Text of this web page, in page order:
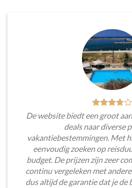
De website biedt een groot
deals naar diverse
vakantiebestemmingen. Met
eenvoudig zoeken op
budget. De prijzen zijn zeer
continu vergeleken met
dus altijd de garantie dat je de